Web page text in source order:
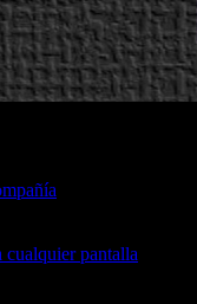
cualquier pantalla